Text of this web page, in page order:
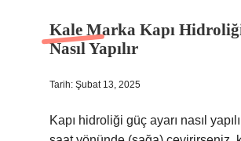
Kale Marka Kapı
Nasıl Yapılır
Tarih: Şubat 13, 2025
Kapı hidroliği güç ayarı nasıl